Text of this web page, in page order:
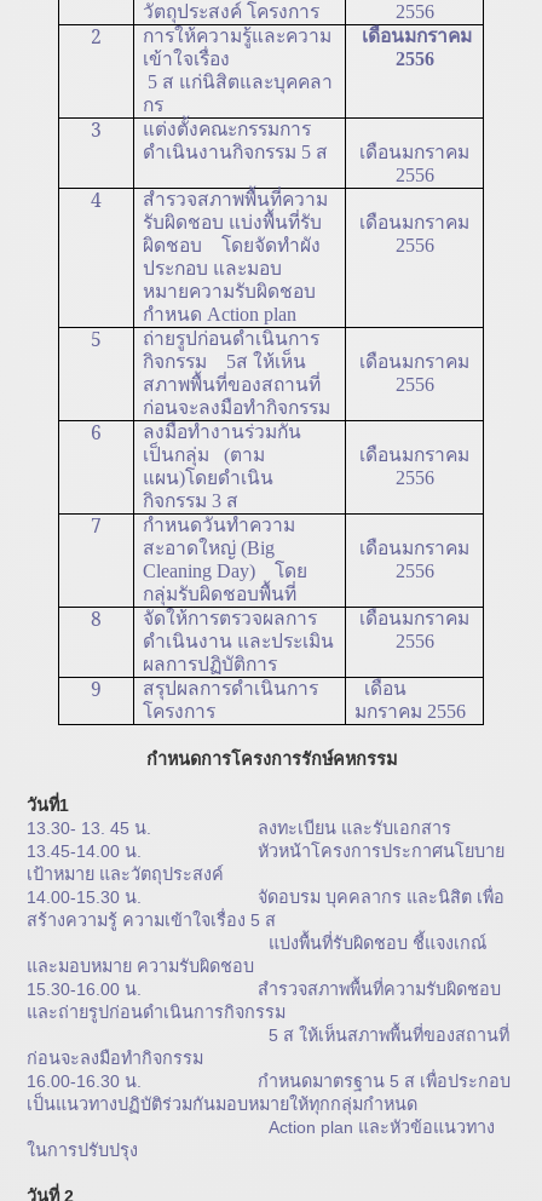
วัตถุประสงค์ โครงการ
2556
2
การให้ความรู้และความ
เข้าใจเรื่อง
5 ส แก่นิสิตและบุคคลา
กร
เดือนมกราคม
2556
3
แต่งตั้งคณะกรรมการ
ดำเนินงานกิจกรรม 5 ส
เดือนมกราคม
2556
4
สำรวจสภาพพื้นที่ความ
รับผิดชอบ แบ่งพื้นที่รับ
ผิดชอบ โดยจัดทำผัง
ประกอบ และมอบ
หมายความรับผิดชอบ
กำหนด Action plan
เดือนมกราคม
2556
5
ถ่ายรูปก่อนดำเนินการ
กิจกรรม 5ส ให้เห็น
สภาพพื้นที่ของสถานที่
ก่อนจะลงมือทำกิจกรรม
เดือนมกราคม
2556
6
ลงมือทำงานร่วมกัน
เป็นกลุ่ม (ตาม
แผน)โดยดำเนิน
กิจกรรม 3 ส
เดือนมกราคม
2556
7
กำหนดวันทำความ
สะอาดใหญ่ (Big
Cleaning Day) โดย
กลุ่มรับผิดชอบพื้นที่
เดือนมกราคม
2556
8
จัดให้การตรวจผลการ
ดำเนินงาน และประเมิน
ผลการปฏิบัติการ
เดือนมกราคม
2556
9
สรุปผลการดำเนินการ
โครงการ
เดือน
มกราคม 2556
กำหนดการโครงการรักษ์คหกรรม
วันที่1
13.30- 13. 45 น. ลงทะเบียน และรับเอกสาร
13.45-14.00 น. หัวหน้าโครงการประกาศนโยบาย
เป้าหมาย และวัตถุประสงค์
14.00-15.30 น. จัดอบรม บุคคลากร และนิสิต เพื่อ
สร้างความรู้ ความเข้าใจเรื่อง 5 ส
แบ่งพื้นที่รับผิดชอบ ชี้แจงเกณ์
และมอบหมาย ความรับผิดชอบ
15.30-16.00 น. สำรวจสภาพพื้นที่ความรับผิดชอบ
และถ่ายรูปก่อนดำเนินการกิจกรรม
5 ส ให้เห็นสภาพพื้นที่ของสถานที่
ก่อนจะลงมือทำกิจกรรม
16.00-16.30 น. กำหนดมาตรฐาน 5 ส เพื่อประกอบ
เป็นแนวทางปฏิบัติร่วมกันมอบหมายให้ทุกกลุ่มกำหนด
Action plan และหัวข้อแนวทาง
ในการปรับปรุง
วันที่ 2